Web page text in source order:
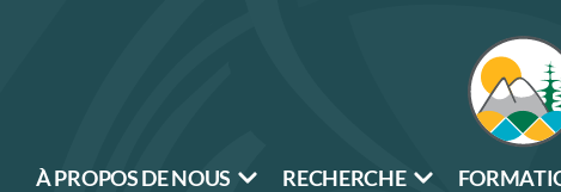
À PROPOS DE NOUS RECHERCHE